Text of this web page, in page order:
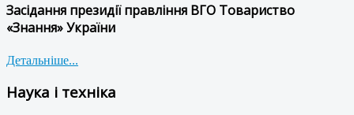
Засідання президії правління ВГО Товариство
«Знання» України
Детальніше...
Наука і техніка